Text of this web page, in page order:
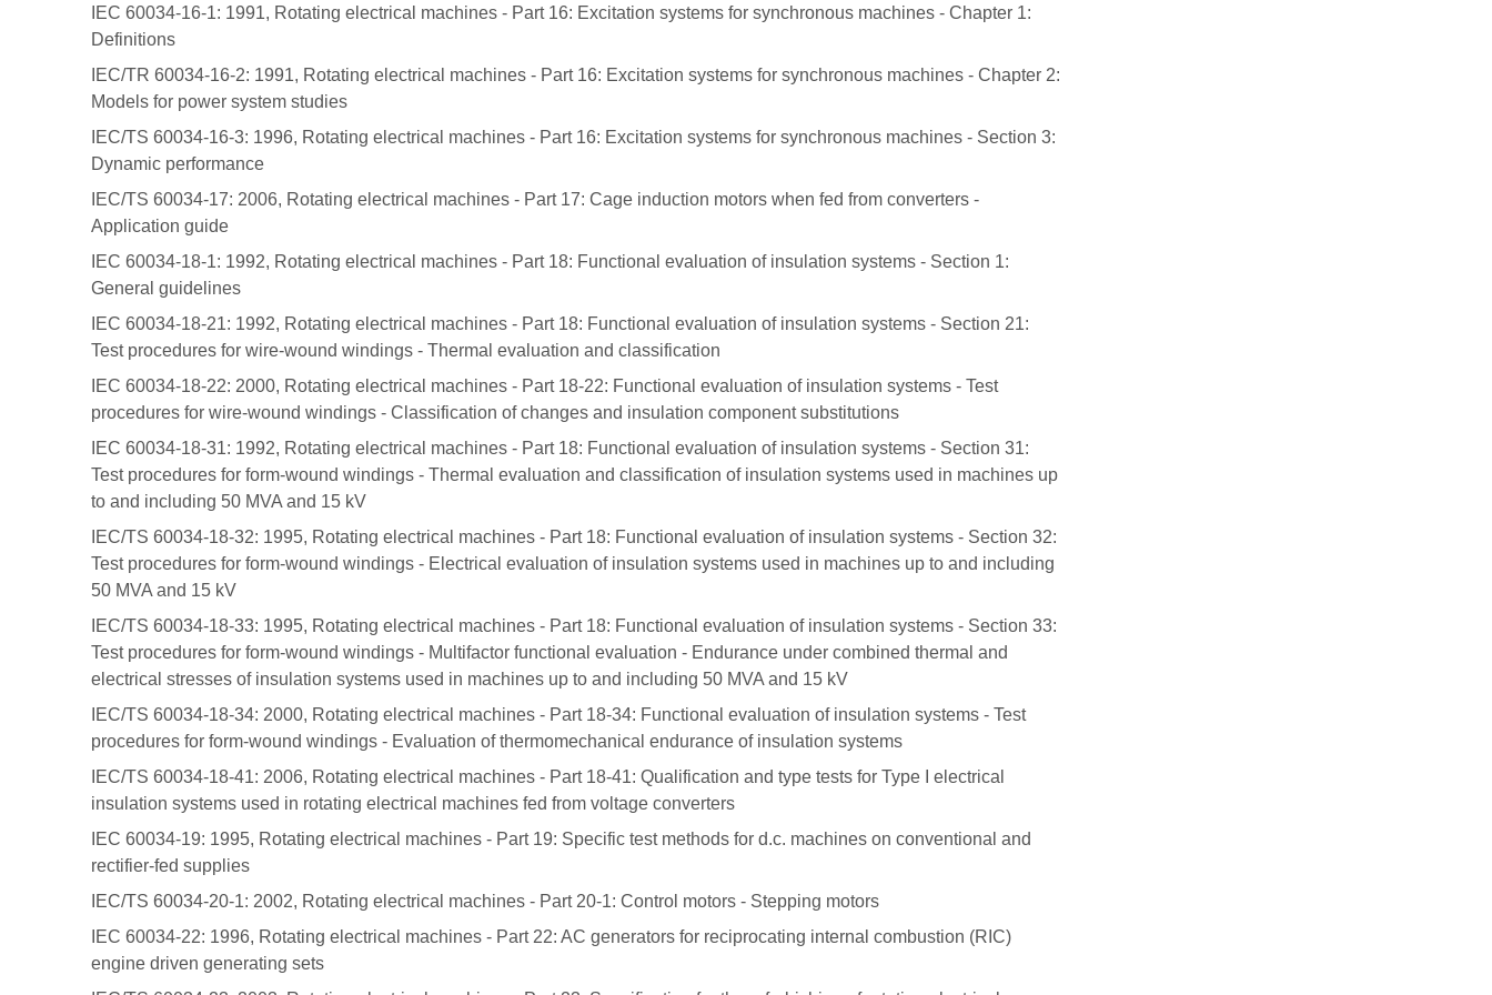
IEC 60034-16-1: 1991, Rotating electrical machines - Part 16: Excitation systems for synchronous machines - Chapter 1:
Definitions
IEC/TR 60034-16-2: 1991, Rotating electrical machines - Part 16: Excitation systems for synchronous machines - Chapter 2:
Models for power system studies
IEC/TS 60034-16-3: 1996, Rotating electrical machines - Part 16: Excitation systems for synchronous machines - Section 3:
Dynamic performance
IEC/TS 60034-17: 2006, Rotating electrical machines - Part 17: Cage induction motors when fed from converters -
Application guide
IEC 60034-18-1: 1992, Rotating electrical machines - Part 18: Functional evaluation of insulation systems - Section 1:
General guidelines
IEC 60034-18-21: 1992, Rotating electrical machines - Part 18: Functional evaluation of insulation systems - Section 21:
Test procedures for wire-wound windings - Thermal evaluation and classification
IEC 60034-18-22: 2000, Rotating electrical machines - Part 18-22: Functional evaluation of insulation systems - Test
procedures for wire-wound windings - Classification of changes and insulation component substitutions
IEC 60034-18-31: 1992, Rotating electrical machines - Part 18: Functional evaluation of insulation systems - Section 31:
Test procedures for form-wound windings - Thermal evaluation and classification of insulation systems used in machines up
to and including 50 MVA and 15 kV
IEC/TS 60034-18-32: 1995, Rotating electrical machines - Part 18: Functional evaluation of insulation systems - Section 32:
Test procedures for form-wound windings - Electrical evaluation of insulation systems used in machines up to and including
50 MVA and 15 kV
IEC/TS 60034-18-33: 1995, Rotating electrical machines - Part 18: Functional evaluation of insulation systems - Section 33:
Test procedures for form-wound windings - Multifactor functional evaluation - Endurance under combined thermal and
electrical stresses of insulation systems used in machines up to and including 50 MVA and 15 kV
IEC/TS 60034-18-34: 2000, Rotating electrical machines - Part 18-34: Functional evaluation of insulation systems - Test
procedures for form-wound windings - Evaluation of thermomechanical endurance of insulation systems
IEC/TS 60034-18-41: 2006, Rotating electrical machines - Part 18-41: Qualification and type tests for Type I electrical
insulation systems used in rotating electrical machines fed from voltage converters
IEC 60034-19: 1995, Rotating electrical machines - Part 19: Specific test methods for d.c. machines on conventional and
rectifier-fed supplies
IEC/TS 60034-20-1: 2002, Rotating electrical machines - Part 20-1: Control motors - Stepping motors
IEC 60034-22: 1996, Rotating electrical machines - Part 22: AC generators for reciprocating internal combustion (RIC)
engine driven generating sets